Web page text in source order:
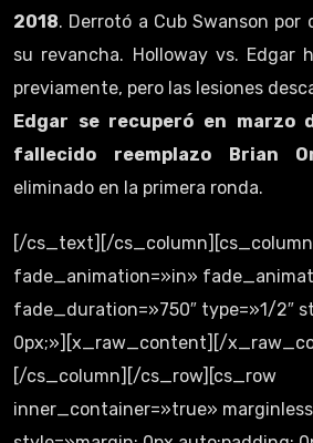
2018. Derrotó a Cub Swanson por
su revancha. Holloway vs. Edgar
previamente, pero las lesiones
Edgar se recuperó en marzo
fallecido reemplazo Brian
eliminado en la primera ronda.
[/cs_text][/
fade_animation=»in»
fade_duration=»750″ type=»1/2″
0px;»][x_raw_content][/
[/cs_column][/cs_row][cs_row
inner_container=»true»